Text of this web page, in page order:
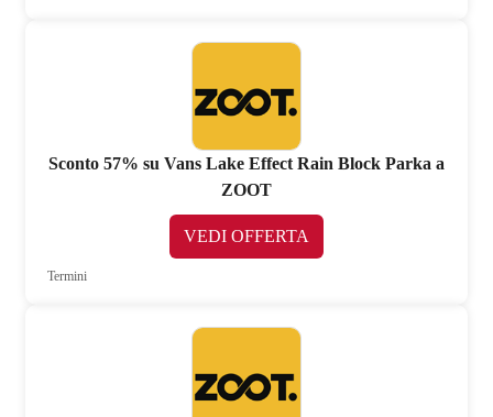
Sconto 57% su Vans Lake Effect Rain Block Parka a
ZOOT
VEDI OFFERTA
Termini